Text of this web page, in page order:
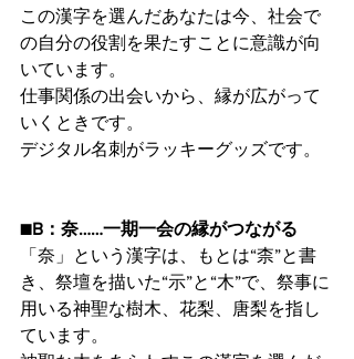
この漢字を選んだあなたは今、社会で
の自分の役割を果たすことに意識が向
いています。
仕事関係の出会いから、縁が広がって
いくときです。
デジタル名刺がラッキーグッズです。
■B：奈……一期一会の縁がつながる
「奈」という漢字は、もとは“柰”と書
き、祭壇を描いた“示”と“木”で、祭事に
用いる神聖な樹木、花梨、唐梨を指し
ています。